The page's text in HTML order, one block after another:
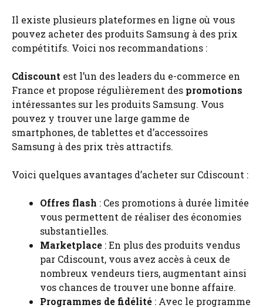
Il existe plusieurs plateformes en ligne où vous
pouvez acheter des produits Samsung à des prix
compétitifs. Voici nos recommandations :
Cdiscount est l’un des leaders du e-commerce en
France et propose régulièrement des promotions
intéressantes sur les produits Samsung. Vous
pouvez y trouver une large gamme de
smartphones, de tablettes et d’accessoires
Samsung à des prix très attractifs.
Voici quelques avantages d’acheter sur Cdiscount :
Offres flash : Ces promotions à durée limitée
vous permettent de réaliser des économies
substantielles.
Marketplace : En plus des produits vendus
par Cdiscount, vous avez accès à ceux de
nombreux vendeurs tiers, augmentant ainsi
vos chances de trouver une bonne affaire.
Programmes de fidélité : Avec le programme